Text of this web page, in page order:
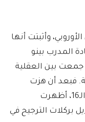
وأثبتت أنها
المدرب بينو
جمعت بين العقلية
فبعد أن هزت
شباك المكسيك بخماسية في دور الـ16، أظهرت
بركلات الترجيح في